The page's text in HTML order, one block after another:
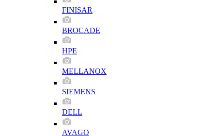
FINISAR
BROCADE
HPE
MELLANOX
SIEMENS
DELL
AVAGO